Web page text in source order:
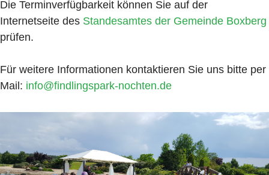
Die Terminverfügbarkeit können Sie auf der
Internetseite des Standesamtes der Gemeinde Boxberg
prüfen.
Für weitere Informationen kontaktieren Sie uns bitte per
Mail: info@findlingspark-nochten.de